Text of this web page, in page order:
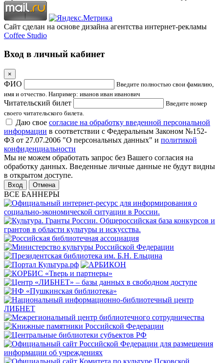
Сайт сделан на основе дизайна агентства интернет-рекламы
Coffee Studio
Вход в личный кабинет
×
ФИО
Введите полностью свои фамилию,
имя и отчество. Например: иванов иван иванович
Читательский билет
Введите номер
своего читательского билета.
Даю свое согласие на обработку введенной персональной
информации в соответствии с Федеральным Законом №152-
ФЗ от 27.07.2006 "О персональных данных" и политикой
конфиденциальности
Мы не можем обработать запрос без Вашего согласия на
обработку данных. Введенные личные данные не будут видны
в открытом доступе.
Отмена
ВСЕ БАННЕРЫ